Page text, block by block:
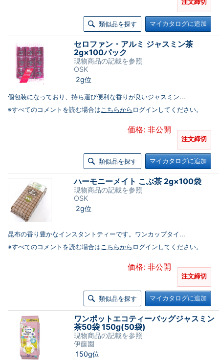
注文締切
類似品を探す マイカタログに追加
セロファン・アルミ ジャスミン茶
2g×100パック
現物商品の記載を参照
OSK
2g位
個包装になっており、持ち運び便利な香りが良いジャスミン...
※すべてのコメントを読む場合はこちらから ログインしてください。
価格: 非公開
注文締切
類似品を探す マイカタログに追加
ハーモニーメイト こぶ茶 2g×100袋
現物商品の記載を参照
OSK
2g位
昆布の香り豊かなインスタントティーです。ワンカップタイ...
※すべてのコメントを読む場合はこちらから ログインしてください。
価格: 非公開
注文締切
類似品を探す マイカタログに追加
ワンポットエコティーバッグジャスミン
茶50袋 150g(50袋)
現物商品の記載を参照
伊藤園
150g位